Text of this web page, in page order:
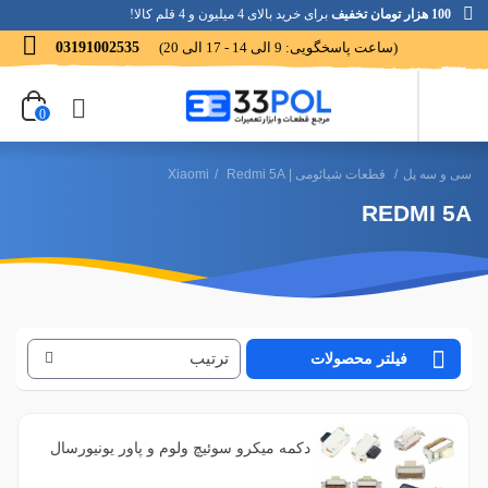
100 هزار تومان تخفیف برای خرید بالای 4 میلیون و 4 قلم کالا!
03191002535 (ساعت پاسخگویی: 9 الی 14 - 17 الی 20)
0
سی و سه پل / قطعات شیائومی | Xiaomi / Redmi 5A
REDMI 5A
فیلتر براساس رنگ
بنفش 1
فیلتر براساس کیفیت
اصلی 1
فیلتر محصولات ترتیب
دکمه میکرو سوئیچ ولوم و پاور یونیورسال